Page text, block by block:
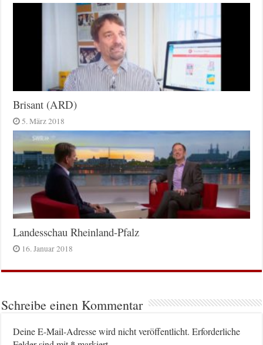
Brisant (ARD)
5. März 2018
Landesschau Rheinland-Pfalz
16. Januar 2018
Schreibe einen Kommentar
Deine E-Mail-Adresse wird nicht veröffentlicht. Erforderliche